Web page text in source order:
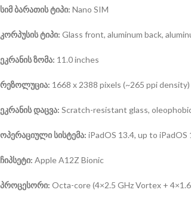
სიმ ბარათის ტიპი: Nano SIM
კორპუსისტიპი: Glass front, aluminum back,
ეკრანისზომა: 11.0 inches
რეზოლუცია: 1668 x 2388 pixels (~265 ppi density)
ეკრანისდაცვა: Scratch-resistant glass,
ოპერაციული სისტემა: iPadOS 13.4, up to iPadOS
ჩიპსეტი: Apple A12Z Bionic
პროცესორი: Octa-core (4×2.5 GHz Vortex +